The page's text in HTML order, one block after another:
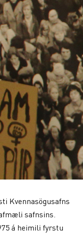
Kvennasögusafns
safnsins.
á heimili fyrstu